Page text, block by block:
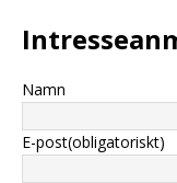
Namn
E-post(obligatoriskt)